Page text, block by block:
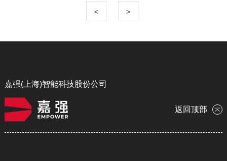
< >
嘉强(上海)智能科技股份公司
返回顶部